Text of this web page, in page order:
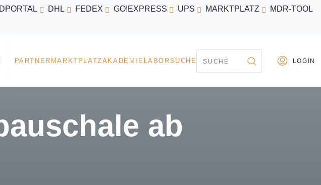
DHL FEDEX GO!EXPRESS UPS MARKTPLATZ MDR-TOOL
ab